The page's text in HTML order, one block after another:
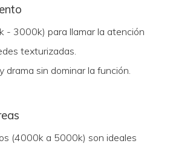
- 3000k) para llamar la atención
texturizadas.
drama sin dominar la función.
(4000k a 5000k) son ideales